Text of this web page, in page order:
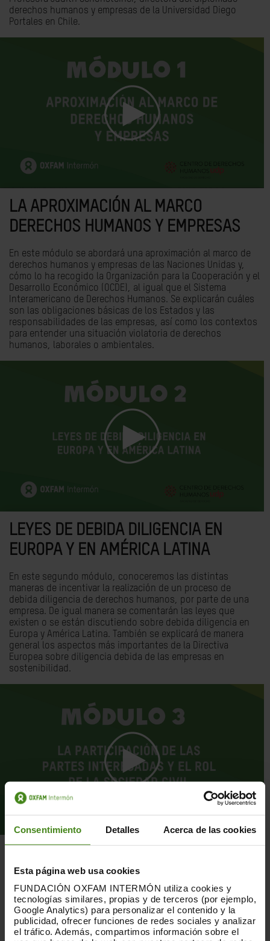
Consentimiento Detalles Acerca de las cookies
Esta página web usa cookies
FUNDACIÓN OXFAM INTERMÓN utiliza cookies y
tecnologías similares, propias y de terceros (por ejemplo,
Google Analytics) para personalizar el contenido y la
publicidad, ofrecer funciones de redes sociales y analizar
el tráfico. Además, compartimos información sobre el
derechos humanos y empresas de la Universidad Diego
Portales en Chile.
LA APROXIMACIÓN AL MARCO
DERECHOS HUMANOS Y EMPRESAS
En este módulo se abordará una aproximación al marco de
derechos humanos y empresas de las Naciones Unidas y,
cómo lo ha recogido la Organización para la Cooperación y el
Desarrollo Económico (OCDE), al igual que el Sistema
Interamericano de Derechos Humanos. Se explicarán cuáles
son las obligaciones básicas de los Estados y las
responsabilidades de las empresas, así como los contextos
para entender una situación violatoria de derechos
humanos, laborales o ambientales.
LEYES DE DEBIDA DILIGENCIA EN
EUROPA Y EN AMÉRICA LATINA
En este segundo módulo, conoceremos las distintas
maneras de incentivar la realización de un proceso de
debida diligencia de derechos humanos, por parte de una
empresa. De igual manera se comentarán las leyes que
existen o se están discutiendo sobre debida diligencia en
Europa y América Latina. También se explicará de manera
general los aspectos más importantes de la Directiva
Europea sobre diligencia debida de las empresas en
sostenibilidad.
INTERESADAS
En este módulo se explicará a la luz de la guía elaborada por
Oxfam Intermón “La participación significativa de las partes
interesadas en los procesos de debida diligencia en
derechos humanos. Guía práctica.” ¿qué es la participación